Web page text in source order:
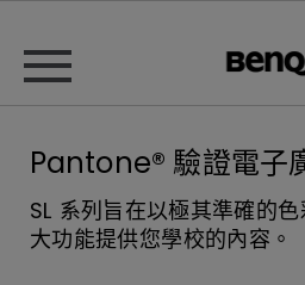
Pantone® 驗證電子
SL 系列旨在以極其準確的
大功能提供您學校的內容。